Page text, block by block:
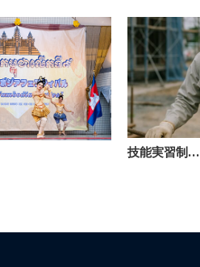
技能実習制…